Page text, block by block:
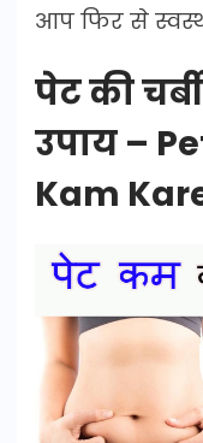
आप फिर से
पेट की
उपाय –
Kam